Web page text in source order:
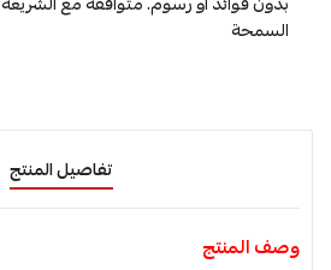
السمحة
تفاصيل المنتج
وصف المنتج